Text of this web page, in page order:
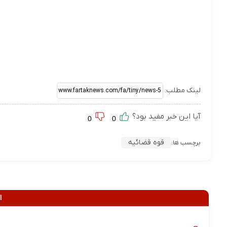
لینک مطلب:
آیا این خبر مفید بود؟
برچسب ها: قوه قضائیه